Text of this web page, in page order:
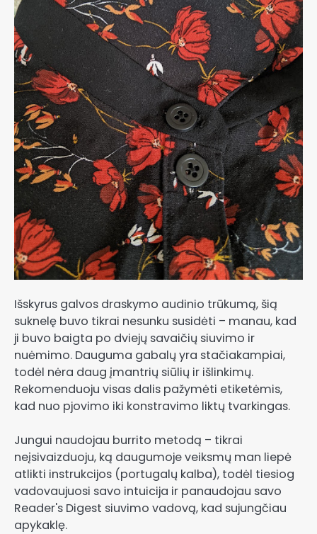
Išskyrus galvos draskymo audinio trūkumą, šią
suknelę buvo tikrai nesunku susidėti – manau, kad
ji buvo baigta po dviejų savaičių siuvimo ir
nuėmimo. Dauguma gabalų yra stačiakampiai,
todėl nėra daug įmantrių siūlių ir išlinkimų.
Rekomenduoju visas dalis pažymėti etiketėmis,
kad nuo pjovimo iki konstravimo liktų tvarkingas.
Jungui naudojau burrito metodą – tikrai
neįsivaizduoju, ką daugumoje veiksmų man liepė
atlikti instrukcijos (portugalų kalba), todėl tiesiog
vadovaujuosi savo intuicija ir panaudojau savo
Reader's Digest siuvimo vadovą, kad sujungčiau
apykaklę.